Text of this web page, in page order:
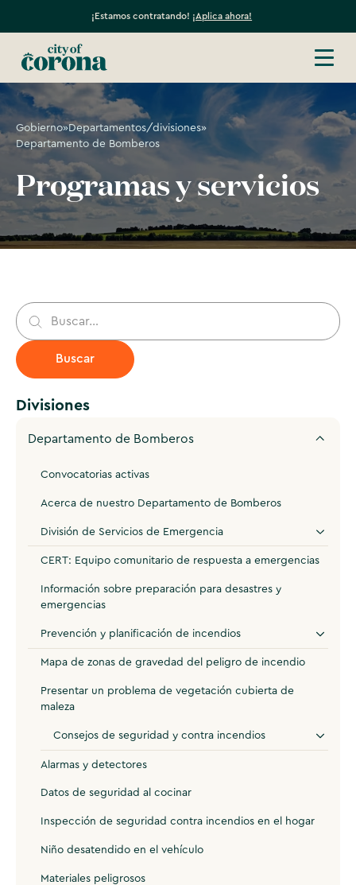
¡Estamos contratando! ¡Aplica ahora!
Gobierno»Departamentos/divisiones»
Departamento de Bomberos
Programas y servicios
Divisiones
Departamento de Bomberos
Convocatorias activas
Acerca de nuestro Departamento de Bomberos
División de Servicios de Emergencia
CERT: Equipo comunitario de respuesta a emergencias
Información sobre preparación para desastres y
emergencias
Prevención y planificación de incendios
Mapa de zonas de gravedad del peligro de incendio
Presentar un problema de vegetación cubierta de
maleza
Consejos de seguridad y contra incendios
Alarmas y detectores
Datos de seguridad al cocinar
Inspección de seguridad contra incendios en el hogar
Niño desatendido en el vehículo
Materiales peligrosos